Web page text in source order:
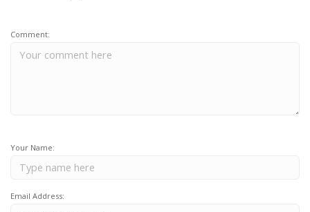
Comment:
Your Name:
Email Address: